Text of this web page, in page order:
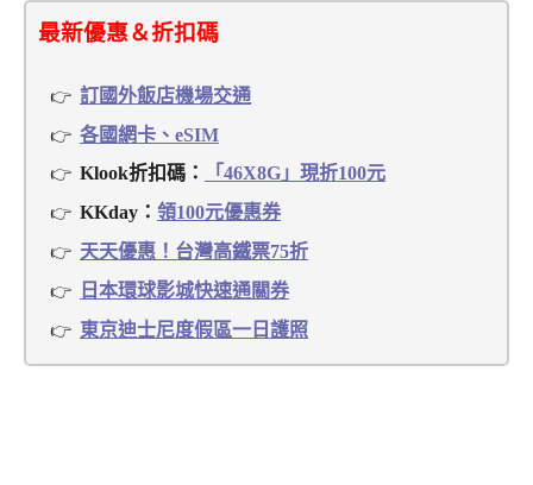
最新優惠＆折扣碼
訂國外飯店機場交通
各國網卡、eSIM
Klook折扣碼：
「46X8G」現折100元
KKday： 領100元優惠券
天天優惠！台灣高鐵票75折
日本環球影城快速通關券
東京迪士尼度假區一日護照